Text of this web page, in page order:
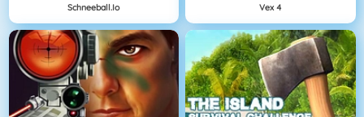
Schneeball.io Vex 4